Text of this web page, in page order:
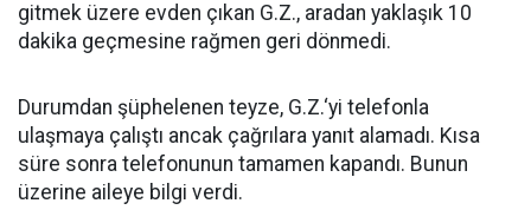
gitmek üzere evden çıkan G.Z., aradan yaklaşık 10
dakika geçmesine rağmen geri dönmedi.
Durumdan şüphelenen teyze, G.Z.‘yi telefonla
ulaşmaya çalıştı ancak çağrılara yanıt alamadı. Kısa
süre sonra telefonunun tamamen kapandı. Bunun
üzerine aileye bilgi verdi.